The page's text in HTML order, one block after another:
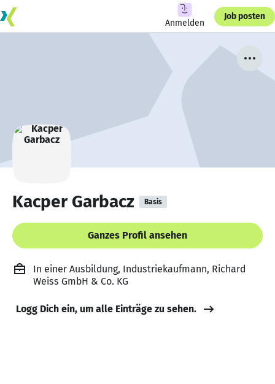
Anmelden
Job posten
Kacper Garbacz Basis
Ganzes Profil ansehen
In einer Ausbildung, Industriekaufmann, Richard
Weiss GmbH & Co. KG
Logg Dich ein, um alle Einträge zu sehen.